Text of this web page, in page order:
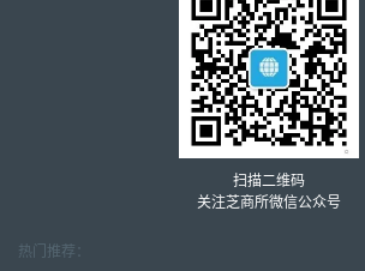
扫描二维码
关注芝商所微信公众号
热门推荐：